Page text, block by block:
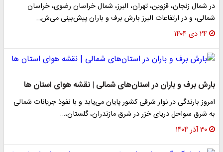
در شمال زنجان، قزوین، تهران، البرز، شمال خراسان رضوی، خراسان
شمالی، و در ارتفاعات البرز بارش برف و باران پیش‌بینی می‌ش…
۲۴ دی ۱۴۰۴
بارش برف و باران در استان‌های شمالی | نقشه هوای استان ها
امروز بارندگی در نوار شرقی کشور پایان می‌یابد و با نفوذ جریانات شمالی
به شرق سواحل دریای خزر در شرق مازندران، گلستان،…
۳۰ آذر ۱۴۰۴